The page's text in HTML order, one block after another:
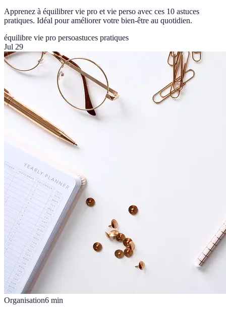
Apprenez à équilibrer vie pro et vie perso avec ces 10 astuces
pratiques. Idéal pour améliorer votre bien-être au quotidien.
équilibre vie pro persoastuces pratiques
Jul 29
Organisation6 min